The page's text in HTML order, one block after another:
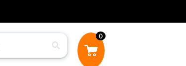
0